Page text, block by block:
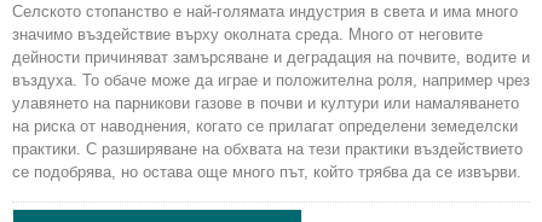
Селското стопанство е най-голямата индустрия в света и има много
значимо въздействие върху околната среда. Много от неговите
дейности причиняват замърсяване и деградация на почвите, водите и
въздуха. То обаче може да играе и положителна роля, например чрез
улавянето на парникови газове в почви и култури или намаляването
на риска от наводнения, когато се прилагат определени земеделски
практики. С разширяване на обхвата на тези практики въздействието
се подобрява, но остава още много път, който трябва да се извърви.